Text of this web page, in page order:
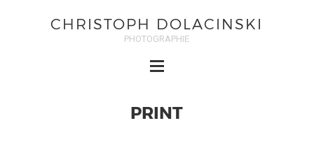
CHRISTOPH DOLACINSKI
PHOTOGRAPHIE
PRINT